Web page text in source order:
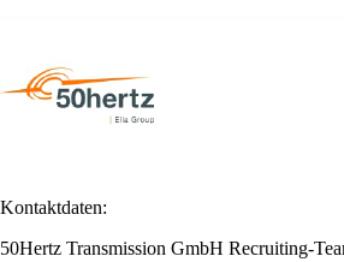
Kontaktdaten:
50Hertz Transmission GmbH Recruiting-